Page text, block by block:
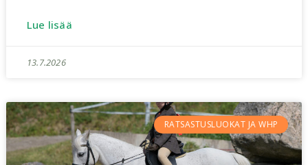
Lue lisää
13.7.2026
RATSASTUSLUOKAT JA WHP